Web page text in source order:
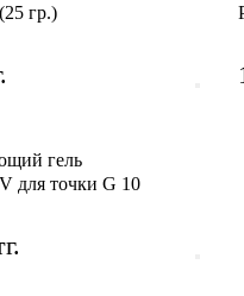
гр.)
гель
для точки G 10